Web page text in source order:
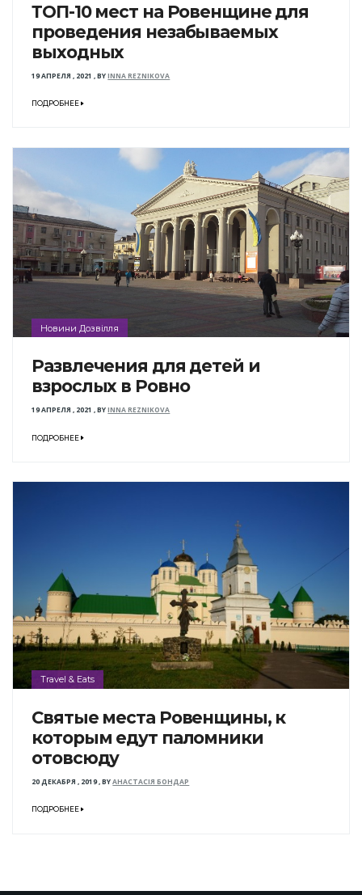
ТОП-10 мест на Ровенщине для
проведения незабываемых
выходных
19 АПРЕЛЯ , 2021 ,BYINNA REZNIKOVA
ПОДРОБНЕЕ
Новини Дозвілля
Развлечения для детей и
взрослых в Ровно
19 АПРЕЛЯ , 2021 ,BYINNA REZNIKOVA
ПОДРОБНЕЕ
Travel & Eats
Святые места Ровенщины, к
которым едут паломники
отовсюду
20 ДЕКАБРЯ , 2019,BYАНАСТАСІЯ БОНДАР
ПОДРОБНЕЕ